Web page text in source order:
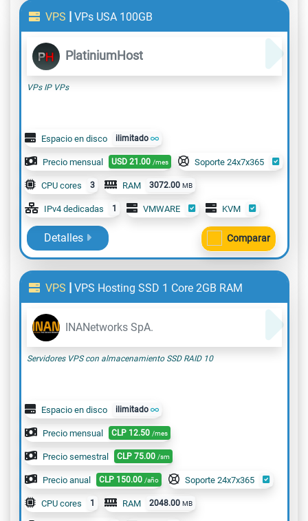
VPS | VPs USA 100GB
PlatiniumHost
VPs IP VPs
Espacio en disco ilimitado
Precio mensual USD 21.00 /mes Soporte 24x7x365
CPU cores 3 RAM 3072.00 MB
IPv4 dedicadas 1 VMWARE KVM
Detalles Comparar
VPS | VPS Hosting SSD 1 Core 2GB RAM
INANetworks SpA.
Servidores VPS con almacenamiento SSD RAID 10
Espacio en disco ilimitado
Precio mensual CLP 12.50 /mes
Precio semestral CLP 75.00 /sm
Precio anual CLP 150.00 /año Soporte 24x7x365
CPU cores 1 RAM 2048.00 MB